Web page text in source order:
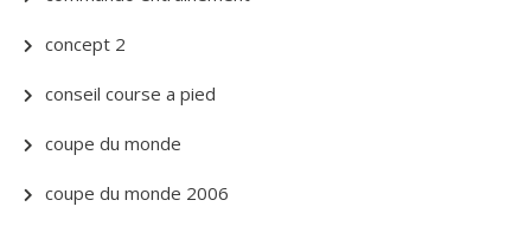
concept 2
conseil course a pied
coupe du monde
coupe du monde 2006